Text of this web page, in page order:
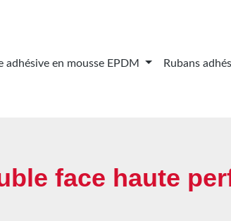
adhésive en mousse EPDM Rubans
face haute